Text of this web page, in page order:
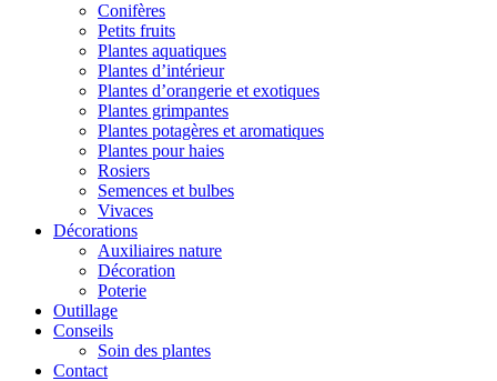
Conifères
Petits fruits
Plantes aquatiques
Plantes d’intérieur
Plantes d’orangerie et exotiques
Plantes grimpantes
Plantes potagères et aromatiques
Plantes pour haies
Rosiers
Semences et bulbes
Vivaces
Décorations
Auxiliaires nature
Décoration
Poterie
Outillage
Conseils
Soin des plantes
Contact